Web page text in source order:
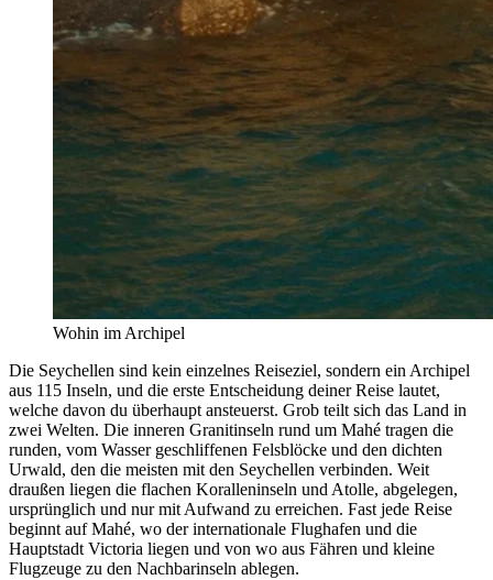
Wohin im Archipel
Die Seychellen sind kein einzelnes Reiseziel, sondern ein Archipel
aus 115 Inseln, und die erste Entscheidung deiner Reise lautet,
welche davon du überhaupt ansteuerst. Grob teilt sich das Land in
zwei Welten. Die inneren Granitinseln rund um Mahé tragen die
runden, vom Wasser geschliffenen Felsblöcke und den dichten
Urwald, den die meisten mit den Seychellen verbinden. Weit
draußen liegen die flachen Koralleninseln und Atolle, abgelegen,
ursprünglich und nur mit Aufwand zu erreichen. Fast jede Reise
beginnt auf Mahé, wo der internationale Flughafen und die
Hauptstadt Victoria liegen und von wo aus Fähren und kleine
Flugzeuge zu den Nachbarinseln ablegen.